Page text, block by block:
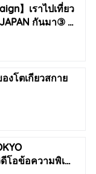
】เราไปเที่ยว
กันมา③ …
งโตเกียวสกาย
ดีโอข้อความพิเ…